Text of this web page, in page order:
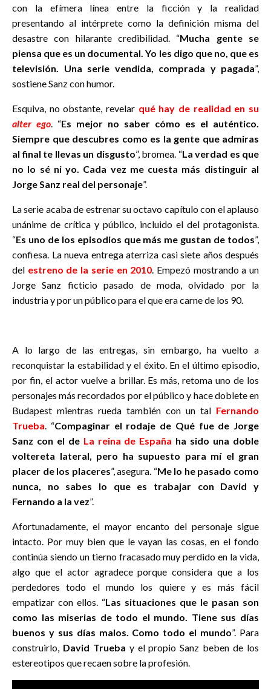
con la efímera línea entre la ficción y la realidad
presentando al intérprete como la definición misma del
desastre con hilarante credibilidad. “Mucha gente se
piensa que es un documental. Yo les digo que no, que es
televisión. Una serie vendida, comprada y pagada”,
sostiene Sanz con humor.
Esquiva, no obstante, revelar qué hay de realidad en su
alter ego . “Es mejor no saber cómo es el auténtico.
Siempre que descubres como es la gente que admiras
al final te llevas un disgusto”, bromea. “La verdad es que
no lo sé ni yo. Cada vez me cuesta más distinguir al
Jorge Sanz real del personaje”.
La serie acaba de estrenar su octavo capítulo con el aplauso
unánime de crítica y público, incluido el del protagonista.
“Es uno de los episodios que más me gustan de todos”,
confiesa. La nueva entrega aterriza casi siete años después
del estreno de la serie en 2010 . Empezó mostrando a un
Jorge Sanz ficticio pasado de moda, olvidado por la
industria y por un público para el que era carne de los 90.
A lo largo de las entregas, sin embargo, ha vuelto a
reconquistar la estabilidad y el éxito. En el último episodio,
por fin, el actor vuelve a brillar. Es más, retoma uno de los
personajes más recordados por el público y hace doblete en
Budapest mientras rueda también con un tal Fernando
Trueba . “Compaginar el rodaje de Qué fue de Jorge
Sanz con el deLa reina de España ha sido una doble
voltereta lateral, pero ha supuesto para mí el gran
placer de los placeres”, asegura. “Me lo he pasado como
nunca, no sabes lo que es trabajar con David y
Fernando a la vez”.
Afortunadamente, el mayor encanto del personaje sigue
intacto. Por muy bien que le vayan las cosas, en el fondo
continúa siendo un tierno fracasado muy perdido en la vida,
algo que el actor agradece porque considera que a los
perdedores todo el mundo los quiere y es más fácil
empatizar con ellos. “Las situaciones que le pasan son
como las miserias de todo el mundo. Tiene sus días
buenos y sus días malos. Como todo el mundo”. Para
construirlo, David Trueba y el propio Sanz beben de los
estereotipos que recaen sobre la profesión.